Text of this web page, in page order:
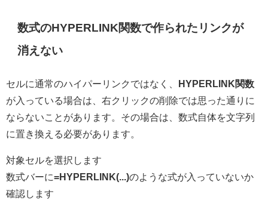
数式のHYPERLINK関数で作られたリンクが
消えない
セルに通常のハイパーリンクではなく、 HYPERLINK関数
が入っている場合は、右クリックの削除では思った通りに
ならないことがあります。その場合は、数式自体を文字列
に置き換える必要があります。
対象セルを選択します
数式バーに=HYPERLINK(...)のような式が入っていないか
確認します